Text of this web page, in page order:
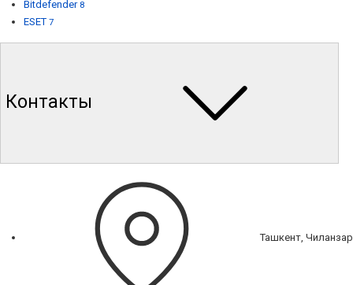
Bitdefender 8
ESET 7
Контакты
Ташкент, Чиланзар